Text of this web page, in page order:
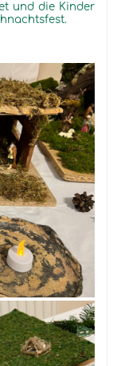
und die Kinder